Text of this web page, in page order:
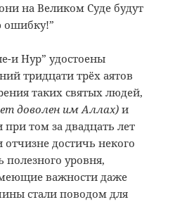
на Великом Суде будут
ошибку!”
и Нур” удостоены
тридцати трёх аятов
таких святых людей,
доволен им Аллах)и
при том за двадцать лет
достичь некого
полезного уровня,
важности даже
стали поводом для